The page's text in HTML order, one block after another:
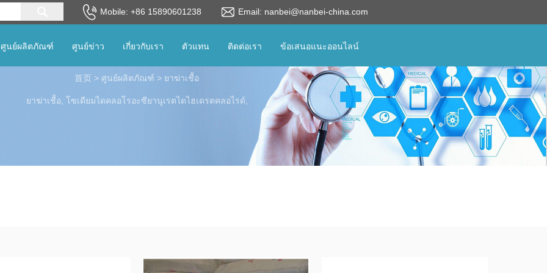
Mobile: +86 15890601238
Email: nanbei@nanbei-china.com
ศูนย์ผลิตภัณฑ์
ศูนย์ข่าว เกี่ยวกับเรา ตัวแทน ติดต่อเรา ข้อเสนอแนะออนไลน์
首页 > ศูนย์ผลิตภัณฑ์ > ยาฆ่าเชื้อ
ยาฆ่าเชื้อ, โซเดียมไดคลอโรอะซียานูเรตไดไฮเดรตคลอไรด์,